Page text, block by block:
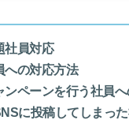
社員対応
の対応方法
ペーンを行う社員へ
に投稿してしまった